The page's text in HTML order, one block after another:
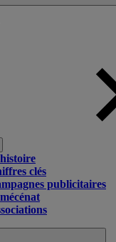
clés
publicitaires